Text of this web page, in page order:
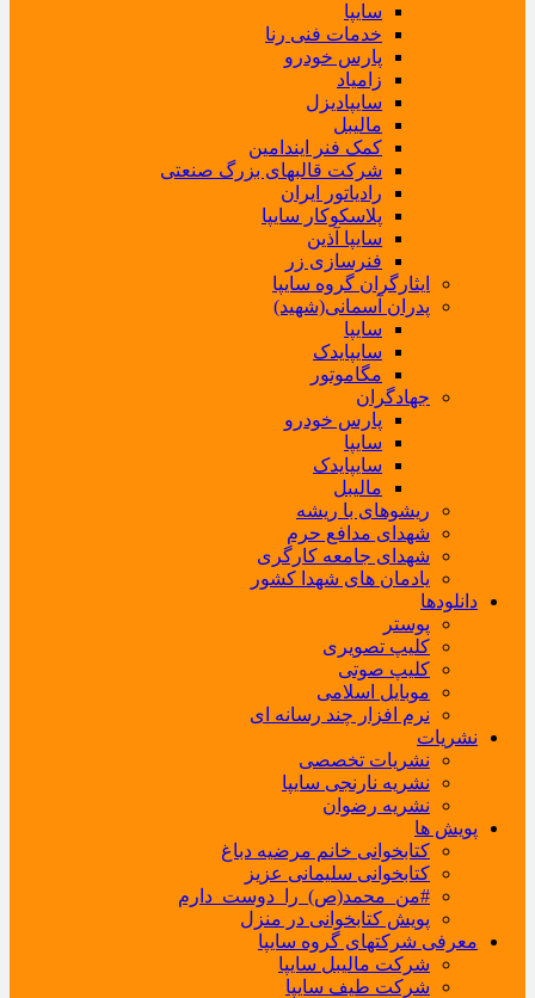
سایپا
خدمات فنی رنا
پارس خودرو
زامیاد
سایپادیزل
مالیبل
کمک فنر ایندامین
شرکت قالبهای بزرگ صنعتی
رادیاتور ایران
پلاسکوکار سایپا
سایپا آذین
فنرسازی زر
ایثارگران گروه سایپا
پدران آسمانی(شهید)
سایپا
سایپایدک
مگاموتور
جهادگران
پارس خودرو
سایپا
سایپایدک
مالیبل
ریشوهای با ریشه
شهدای مدافع حرم
شهدای جامعه کارگری
یادمان های شهدا کشور
دانلودها
پوستر
کلیپ تصویری
کلیپ صوتی
موبایل اسلامی
نرم افزار چند رسانه ای
نشریات
نشریات تخصصی
نشریه نارنجی سایپا
نشریه رضوان
پویش ها
کتابخوانی خانم مرضیه دباغ
کتابخوانی سلیمانی عزیز
#من_محمد(ص)_را_دوست_دارم
پویش کتابخوانی در منزل
معرفی شرکتهای گروه سایپا
شرکت مالیبل سایپا
شرکت طیف سایپا